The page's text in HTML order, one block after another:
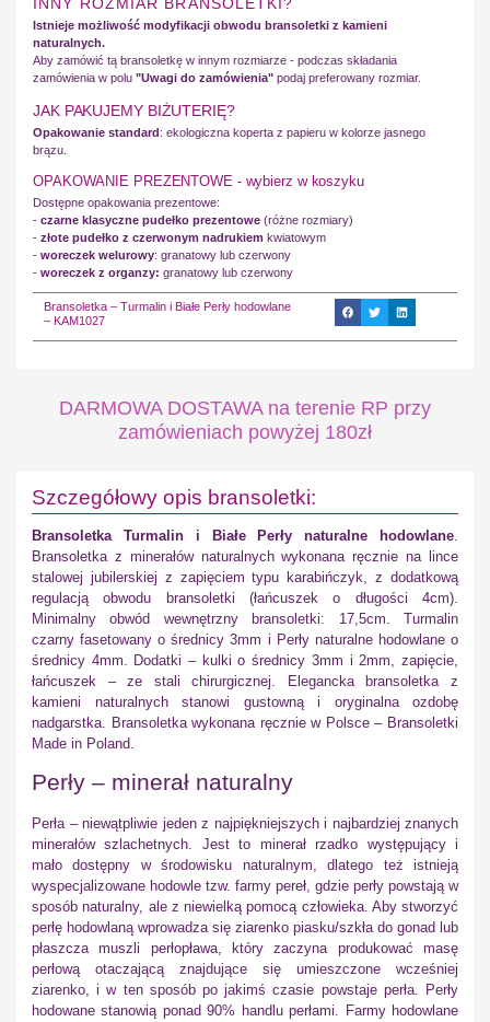
Istnieje możliwość modyfikacji obwodu bransoletki z kamieni
naturalnych.
Aby zamówić tą bransoletkę w innym rozmiarze - podczas składania
zamówienia w polu "Uwagi do zamówienia" podaj preferowany rozmiar.
JAK PAKUJEMY BIŻUTERIĘ?
Opakowanie standard: ekologiczna koperta z papieru w kolorze jasnego
brązu.
OPAKOWANIE PREZENTOWE - wybierz w koszyku
Dostępne opakowania prezentowe:
- czarne klasyczne pudełko prezentowe (różne rozmiary)
- złote pudełko z czerwonym nadrukiem kwiatowym
- woreczek welurowy: granatowy lub czerwony
- woreczek z organzy: granatowy lub czerwony
Bransoletka – Turmalin i Białe Perły hodowlane
– KAM1027
DARMOWA DOSTAWA na terenie RP przy
zamówieniach powyżej 180zł
Szczegółowy opis bransoletki:
Bransoletka Turmalin i Białe Perły naturalne hodowlane
Bransoletka z minerałów naturalnych wykonana ręcznie na lince
stalowej jubilerskiej z zapięciem typu karabińczyk, z dodatkową
regulacją obwodu bransoletki (łańcuszek o długości 4cm).
Minimalny obwód wewnętrzny bransoletki: 17,5cm. Turmalin
czarny fasetowany o średnicy 3mm i Perły naturalne hodowlane o
średnicy 4mm. Dodatki – kulki o średnicy 3mm i 2mm, zapięcie,
łańcuszek – ze stali chirurgicznej. Elegancka bransoletka z
kamieni naturalnych stanowi gustowną i oryginalna ozdobę
nadgarstka. Bransoletka wykonana ręcznie w Polsce – Bransoletki
Made in Poland.
Perły – minerał naturalny
Perła – niewątpliwie jeden z najpiękniejszych i najbardziej znanych
minerałów szlachetnych. Jest to minerał rzadko występujący i
mało dostępny w środowisku naturalnym, dlatego też istnieją
wyspecjalizowane hodowle tzw. farmy pereł, gdzie perły powstają w
sposób naturalny, ale z niewielką pomocą człowieka. Aby stworzyć
perłę hodowlaną wprowadza się ziarenko piasku/szkła do gonad lub
płaszcza muszli perłopława, który zaczyna produkować masę
perłową otaczającą znajdujące się umieszczone wcześniej
ziarenko, i w ten sposób po jakimś czasie powstaje perła. Perły
hodowane stanowią ponad 90% handlu perłami. Farmy hodowlane